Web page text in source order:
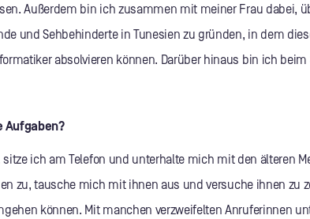
Außerdem bin ich zusammen mit meiner Frau dabei,
und Sehbehinderte in Tunesien zu gründen, in dem
absolvieren können. Darüber hinaus bin ich beim
Aufgaben?
sitze ich am Telefon und unterhalte mich mit den älteren
zu, tausche mich mit ihnen aus und versuche ihnen zu
können. Mit manchen verzweifelten Anruferinnen